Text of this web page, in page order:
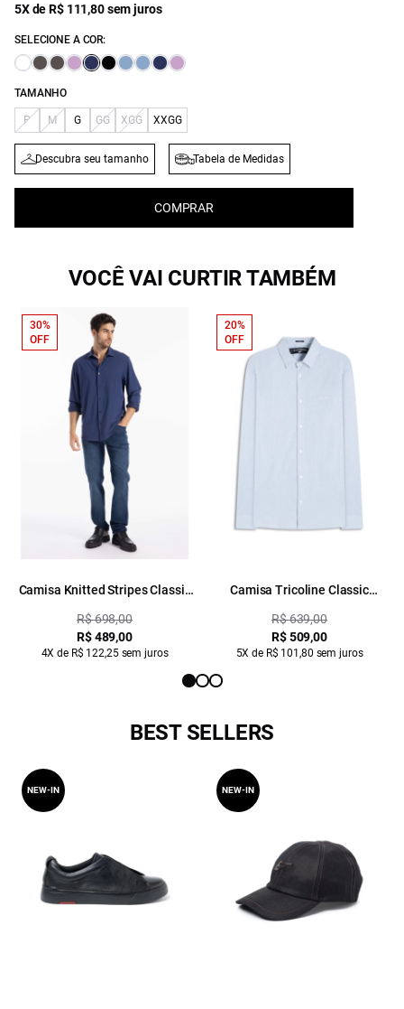
5X de R$ 111,80 sem juros
SELECIONE A COR:
TAMANHO
P M G GG XGG XXGG
Descubra seu tamanho Tabela de Medidas
COMPRAR
VOCÊ VAI CURTIR TAMBÉM
Camisa Knitted Stripes Classic
R$ 698,00
R$ 489,00
4X de R$ 122,25 sem juros
30%
OFF
Camisa Tricoline Classic
R$ 639,00
R$ 509,00
5X de R$ 101,80 sem juros
20%
OFF
BEST SELLERS
NEW-IN NEW-IN